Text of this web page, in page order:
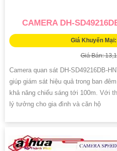
CAMERA DH-
Giá Khuyến
Giá Bán:
Camera quan sát DH-SD49216DB-
giúp giám sát hiệu quả trong ban
khả năng chiếu sáng tới 100m. Với
lý tưởng cho gia đình và căn hộ